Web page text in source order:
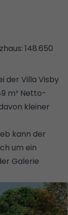
148.650
der Villa Visby
m² Netto-
kleiner
kann der
um ein
Galerie